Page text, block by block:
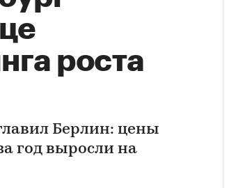
роста
Берлин: цены
год выросли на